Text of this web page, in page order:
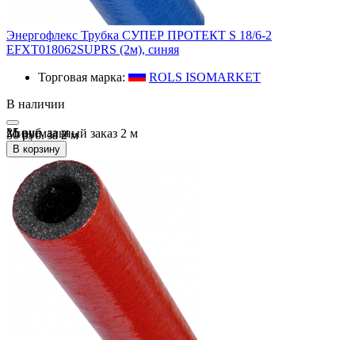
Энергофлекс Трубка СУПЕР ПРОТЕКТ S 18/6-2
EFXT018062SUPRS (2м), синяя
Торговая марка:
ROLS ISOMARKET
В наличии
25 руб.зам
50 руб. за 2 м
Минимальный заказ 2 м
В корзину